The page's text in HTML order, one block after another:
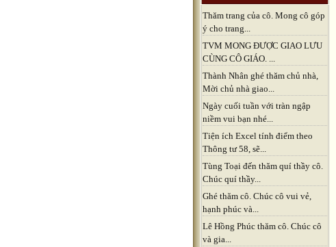
Thăm trang của cô. Mong cô góp
ý cho trang...
TVM MONG ĐƯỢC GIAO LƯU
CÙNG CÔ GIÁO. ...
Thành Nhân ghé thăm chủ nhà,
Mời chủ nhà giao...
Ngày cuối tuần với tràn ngập
niềm vui bạn nhé...
Tiện ích Excel tính điểm theo
Thông tư 58, sẽ...
Tùng Toại đến thăm quí thầy cô.
Chúc quí thầy...
Ghé thăm cô. Chúc cô vui vẻ,
hạnh phúc và...
Lê Hồng Phúc thăm cô. Chúc cô
và gia...